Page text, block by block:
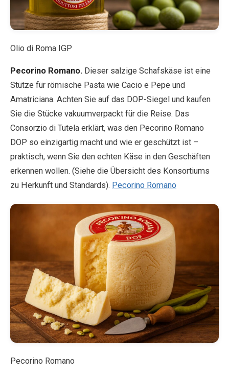
Olio di Roma IGP
Pecorino Romano. Dieser salzige Schafskäse ist eine
Stütze für römische Pasta wie Cacio e Pepe und
Amatriciana. Achten Sie auf das DOP-Siegel und kaufen
Sie die Stücke vakuumverpackt für die Reise. Das
Consorzio di Tutela erklärt, was den Pecorino Romano
DOP so einzigartig macht und wie er geschützt ist –
praktisch, wenn Sie den echten Käse in den Geschäften
erkennen wollen. (Siehe die Übersicht des Konsortiums
zu Herkunft und Standards). Pecorino Romano
Pecorino Romano